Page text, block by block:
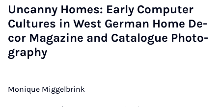
Un­can­ny Ho­mes: Ea­r­ly Com­pu­ter
Cul­tu­res in West Ger­man Home De­
cor Ma­ga­zi­ne and Ca­ta­logue Pho­to­
gra­phy
Monique Miggelbrink